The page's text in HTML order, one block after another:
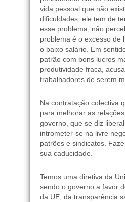
vida pessoal que não
dificuldades, ele tem de
esse problema, não
problema é o excesso de
o baixo salário. Em
patrão com bons lucros
produtividade fraca,
trabalhadores de serem
Na contratação colectiva
para melhorar as
governo, que se diz
intrometer-se na livre
patrões e sindicatos.
sua caducidade.
Temos uma diretiva da
sendo o governo a favor
da UE, da transparência